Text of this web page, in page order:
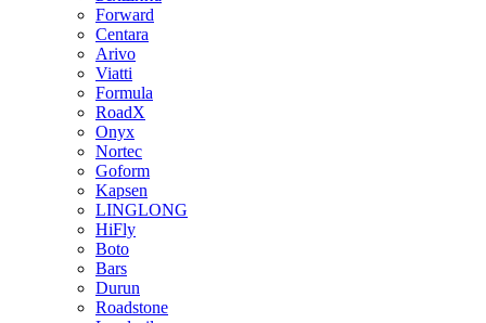
Forward
Centara
Arivo
Viatti
Formula
RoadX
Onyx
Nortec
Goform
Kapsen
LINGLONG
HiFly
Boto
Bars
Durun
Roadstone